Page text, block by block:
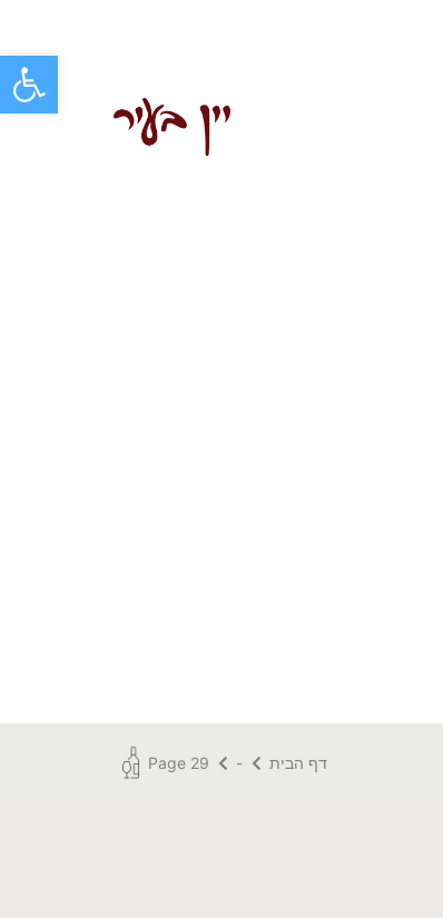
דף הבית -
Page 29
פתח